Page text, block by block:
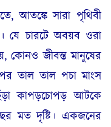
আতঙ্কে সারা পৃথিবী
যে চারটে অবয়ব ওরা
কোনও জীবন্ত মানুষের
তাল তাল পচা মাংস
কাপড়চোপড় আটকে
মত দৃষ্টি। একজনের